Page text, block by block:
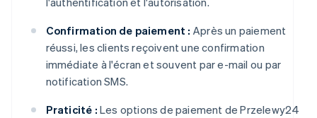
Confirmation de paiement : Après un paiement
réussi, les clients reçoivent une confirmation
immédiate à l'écran et souvent par e-mail ou par
notification SMS.
Praticité : Les options de paiement de Przelewy24